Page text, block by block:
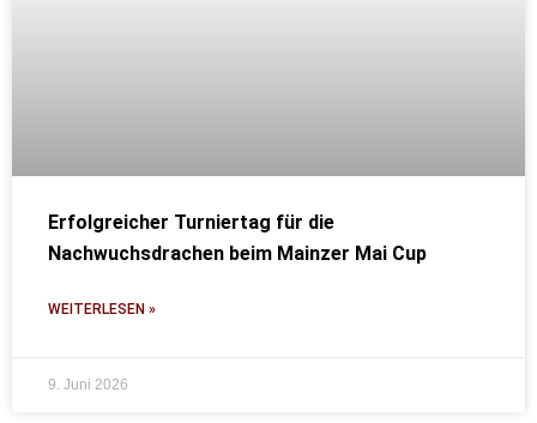
Erfolgreicher Turniertag für die
Nachwuchsdrachen beim Mainzer Mai Cup
WEITERLESEN »
9. Juni 2026